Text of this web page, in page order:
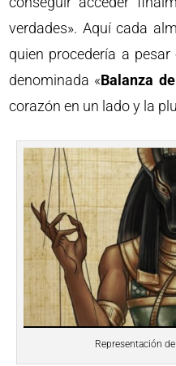
verdades». Aquí cada
quien procedería a
denominada «Balanza
corazón en un lado y la
Representación